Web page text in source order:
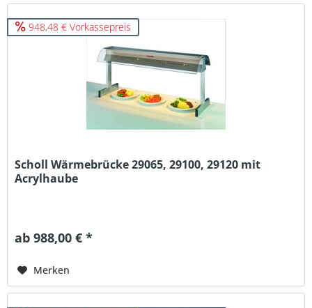
948,48 € Vorkassepreis
Scholl Wärmebrücke 29065, 29100, 29120 mit
Acrylhaube
ab 988,00 € *
Merken